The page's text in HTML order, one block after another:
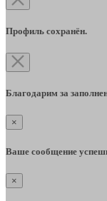
Профиль сохранён.
Благодарим за
×
Ваше сообщение
×